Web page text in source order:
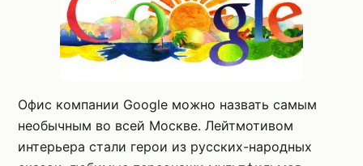
Офис компании Google можно назвать самым
необычным во всей Москве. Лейтмотивом
интерьера стали герои из русских-народных